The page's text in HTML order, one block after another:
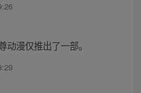
漫仅推出了一部。